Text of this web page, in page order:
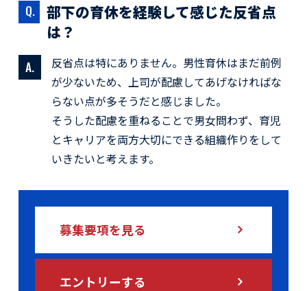
部下の育休を経験して感じた反省点
は？
反省点は特にありません。男性育休はまだ前例
が少ないため、上司が配慮してあげなければな
らない点が多そうだと感じました。
そうした配慮を重ねることで男女問わず、育児
とキャリアを両方大切にできる組織作りをして
いきたいと考えます。
募集要項を見る
エントリーする